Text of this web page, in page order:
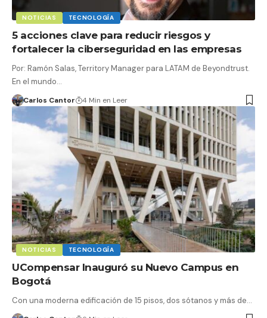
NOTICIAS TECNOLOGÍA
5 acciones clave para reducir riesgos y
fortalecer la ciberseguridad en las empresas
Por: Ramón Salas, Territory Manager para LATAM de Beyondtrust.
En el mundo…
Carlos Cantor 4 Min en Leer
NOTICIAS TECNOLOGÍA
UCompensar Inauguró su Nuevo Campus en
Bogotá
Con una moderna edificación de 15 pisos, dos sótanos y más de…